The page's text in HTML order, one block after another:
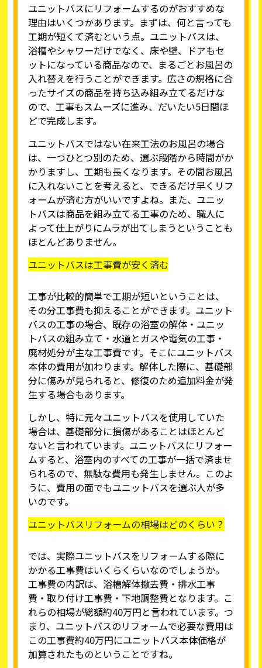
ユニットバスにリフォームするのがおすすめな
理由はいくつかあります。まずは、何と言っても
工期が短くて済むという点。ユニットバスは、
浴槽やシャワーだけでなく、床や壁、ドアもセ
ットになっている商品なので、まるごとお風呂の
入れ替えを行うことができます。広さの規格に合
ったサイズの商品を持ち込み組み立てるだけな
ので、工事もスムーズに進み、だいたい5日間ほ
どで完成します。
ユニットバスではない在来工法のお風呂の場合
は、一つひとつ別のため、選ぶ段階から時間がか
かりますし、工期も長くなります。その間お風呂
に入れないことを考えると、できるだけ早くリフ
ォームが済む方がいいですよね。また、ユニッ
トバスは商品を組み立てる工事のため、職人に
よって仕上がりにムラが出てしまうということも
ほとんどありません。
ユニットバスは工事費が安く済む
工事が比較的簡単で工期が短いということは、
その分工事費も抑えることができます。ユニット
バスの工事の場合、既存の浴室の解体・ユニッ
トバスの組み立て・水道とガスや電気の工事・
廃材処分が主な工事費です。そこにユニットバス
本体の費用が加わります。解体した際に、基礎部
分に傷みが見られると、修復のため追加料金が発
生する場合もあります。
しかし、特に元々ユニットバスを使用していた
場合は、基礎部分に損傷があることはほとんど
ないと言われています。ユニットバスにリフォー
ムすると、浴室内のすべての工事が一括で済ませ
られるので、無駄な費用も発生しません。このよ
うに、費用の面でもユニットバスを選ぶ人が多
いのです。
ユニットバスリフォームの相場はどのくらい？
では、実際ユニットバスをリフォームする際に
かかる工事費はいくらくらいなのでしょうか。
工事費の内訳は、浴槽解体撤去費・排水工事
費・取り付け工事費・下地調整費となります。こ
れらの相場が総額約40万円と言われています。つ
まり、ユニットバスのリフォームで必要な費用は
この工事費約40万円にユニットバス本体価格が
加算されたものということですね。